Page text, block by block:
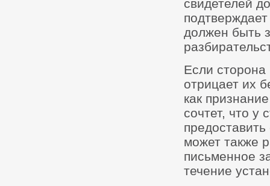
свидетелей
должен быть
Если сторона
отрицает их
как
сочтет, что у
может также
письменное
течение